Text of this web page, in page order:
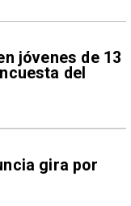
jóvenes de 13
del
gira por